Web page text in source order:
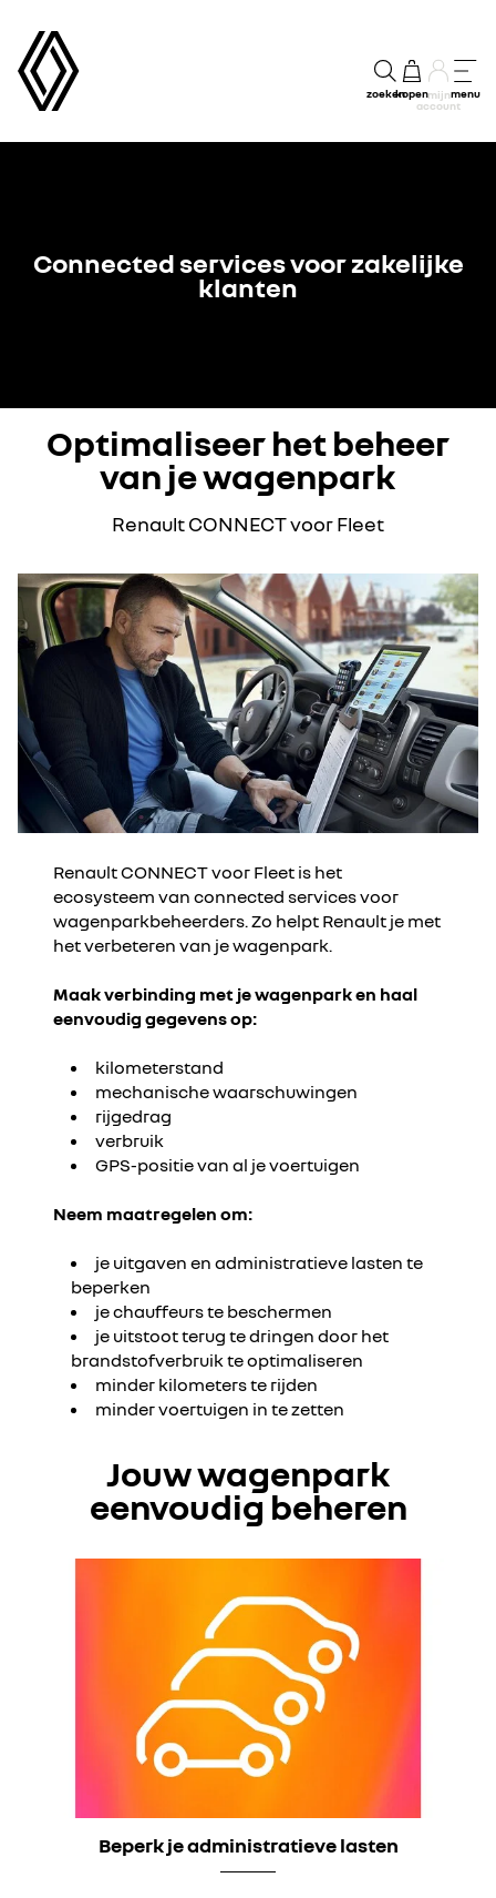
zoekenkopenmijn
account
menu
Connected services voor zakelijke
klanten
Optimaliseer het beheer
van je wagenpark
Renault CONNECT voor Fleet
Renault CONNECT voor Fleet is het
ecosysteem van connected services voor
wagenparkbeheerders. Zo helpt Renault je met
het verbeteren van je wagenpark.
Maak verbinding met je wagenpark en haal
eenvoudig gegevens op:
kilometerstand
mechanische waarschuwingen
rijgedrag
verbruik
GPS-positie van al je voertuigen
Neem maatregelen om:
je uitgaven en administratieve lasten te
beperken
je chauffeurs te beschermen
je uitstoot terug te dringen door het
brandstofverbruik te optimaliseren
minder kilometers te rijden
minder voertuigen in te zetten
Jouw wagenpark
eenvoudig beheren
Beperk je administratieve lasten